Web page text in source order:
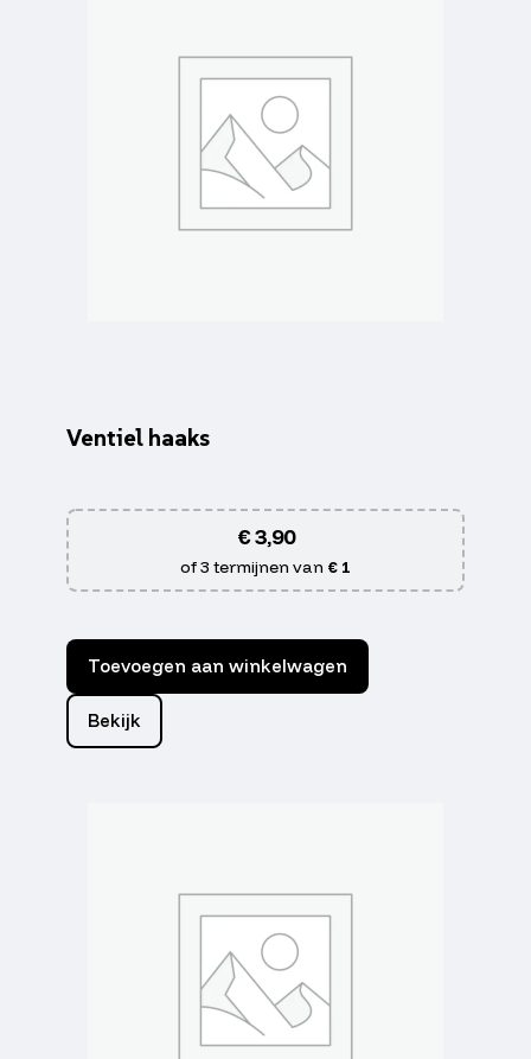
Ventiel haaks
€3,90
of 3 termijnen van € 1
Toevoegen aan winkelwagen
Bekijk